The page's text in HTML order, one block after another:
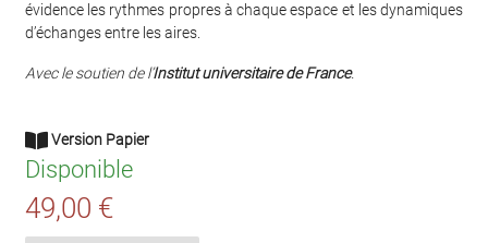
évidence les rythmes propres à chaque espace et les dynamiques
d’échanges entre les aires.
Avec le soutien de l’Institut universitaire de France.
Version Papier
Disponible
49,00 €